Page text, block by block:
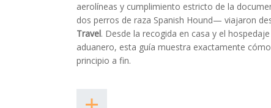
aerolíneas y cumplimiento estricto de la
dos perros de raza Spanish Hound— viajaron
Travel. Desde la recogida en casa y el
aduanero, esta guía muestra exactamente
principio a fin.